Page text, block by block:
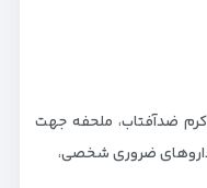
کرم ضدآفتاب، ملحفه جهت
داروهای ضروری شخصی،